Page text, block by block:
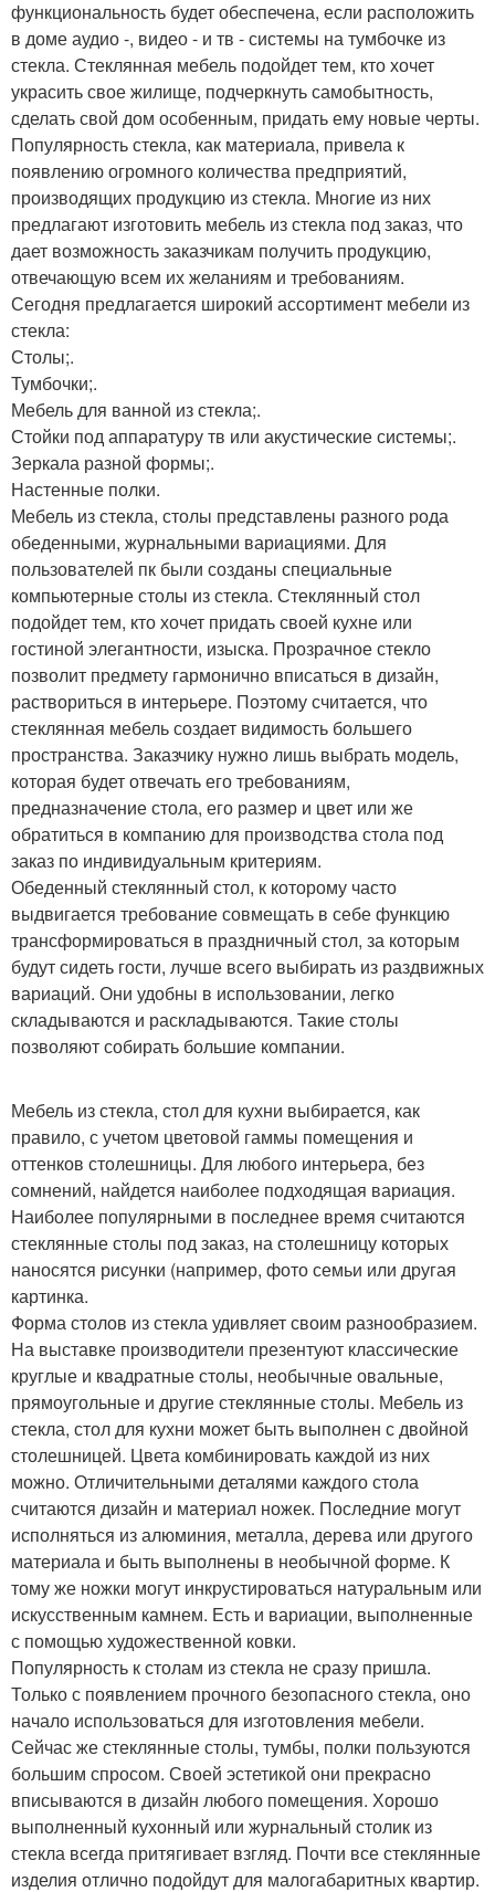
функциональность будет обеспечена, если расположить
в доме аудио -, видео - и тв - системы на тумбочке из
стекла. Стеклянная мебель подойдет тем, кто хочет
украсить свое жилище, подчеркнуть самобытность,
сделать свой дом особенным, придать ему новые черты.
Популярность стекла, как материала, привела к
появлению огромного количества предприятий,
производящих продукцию из стекла. Многие из них
предлагают изготовить мебель из стекла под заказ, что
дает возможность заказчикам получить продукцию,
отвечающую всем их желаниям и требованиям.
Сегодня предлагается широкий ассортимент мебели из
стекла:
Столы;.
Тумбочки;.
Мебель для ванной из стекла;.
Стойки под аппаратуру тв или акустические системы;.
Зеркала разной формы;.
Настенные полки.
Мебель из стекла, столы представлены разного рода
обеденными, журнальными вариациями. Для
пользователей пк были созданы специальные
компьютерные столы из стекла. Стеклянный стол
подойдет тем, кто хочет придать своей кухне или
гостиной элегантности, изыска. Прозрачное стекло
позволит предмету гармонично вписаться в дизайн,
раствориться в интерьере. Поэтому считается, что
стеклянная мебель создает видимость большего
пространства. Заказчику нужно лишь выбрать модель,
которая будет отвечать его требованиям,
предназначение стола, его размер и цвет или же
обратиться в компанию для производства стола под
заказ по индивидуальным критериям.
Обеденный стеклянный стол, к которому часто
выдвигается требование совмещать в себе функцию
трансформироваться в праздничный стол, за которым
будут сидеть гости, лучше всего выбирать из раздвижных
вариаций. Они удобны в использовании, легко
складываются и раскладываются. Такие столы
позволяют собирать большие компании.
Мебель из стекла, стол для кухни выбирается, как
правило, с учетом цветовой гаммы помещения и
оттенков столешницы. Для любого интерьера, без
сомнений, найдется наиболее подходящая вариация.
Наиболее популярными в последнее время считаются
стеклянные столы под заказ, на столешницу которых
наносятся рисунки (например, фото семьи или другая
картинка.
Форма столов из стекла удивляет своим разнообразием.
На выставке производители презентуют классические
круглые и квадратные столы, необычные овальные,
прямоугольные и другие стеклянные столы. Мебель из
стекла, стол для кухни может быть выполнен с двойной
столешницей. Цвета комбинировать каждой из них
можно. Отличительными деталями каждого стола
считаются дизайн и материал ножек. Последние могут
исполняться из алюминия, металла, дерева или другого
материала и быть выполнены в необычной форме. К
тому же ножки могут инкрустироваться натуральным или
искусственным камнем. Есть и вариации, выполненные
с помощью художественной ковки.
Популярность к столам из стекла не сразу пришла.
Только с появлением прочного безопасного стекла, оно
начало использоваться для изготовления мебели.
Сейчас же стеклянные столы, тумбы, полки пользуются
большим спросом. Своей эстетикой они прекрасно
вписываются в дизайн любого помещения. Хорошо
выполненный кухонный или журнальный столик из
стекла всегда притягивает взгляд. Почти все стеклянные
изделия отлично подойдут для малогабаритных квартир.